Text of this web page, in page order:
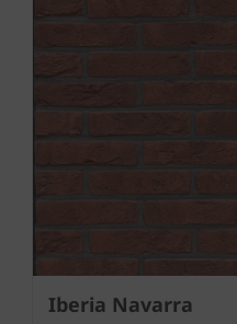
Iberia Navarra
Next